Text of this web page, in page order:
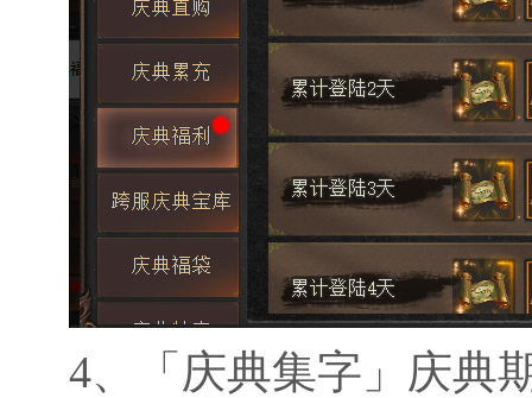
4、
「庆典集字」庆